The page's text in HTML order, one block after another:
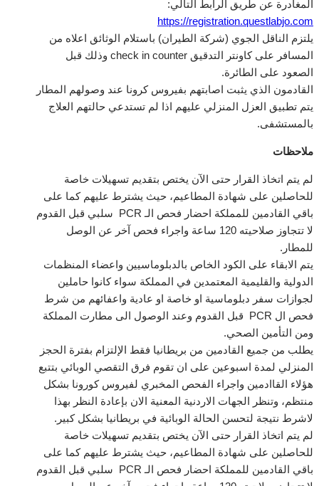
المغادرة عن طريق الرابط التالي:
https://registration.questlabjo.com
يلتزم الناقل الجوي (شركة الطيران) باستلام الوثائق اعلاه من
المسافر على كاونتر التدقيق
وذلك قبل
الصعود على الطائرة.
القادمون الذي يثبت اصابتهم بفيروس كرونا عند وصولهم المطار
يتم تطبيق العزل المنزلي عليهم اذا لم تستدعي حالتهم العلاج
بالمستشفى.
ملاحظات
لم يتم اتخاذ القرار حتى الآن يختص بتقديم تسهيلات خاصة
للحاصلين على شهادة المطاعيم، حيث يشترط عليهم كما على
باقي القادمين للمملكة احضار فحص الـ
سلبي قبل القدوم
لا تتجاوز صلاحيته
ساعة واجراء فحص آخر عن الوصل
للمطار .
يتم الابقاء على الكود الخاص بالدبلوماسيين واعضاء المنظمات
الدولية والقليمية المعتمدين في المملكة سواء كانوا حاملين
لجوازات سفر دبلوماسية او خاصة او عادية واعفائهم من شرط
فحص ال
قبل القدوم وعند الوصول الى مطارت المملكة
ومن التأمين الصحي.
يطلب من جميع القادمين من بريطانيا فقط الإلتزام بفترة الحجز
المنزلي لمدة اسبوعين على ان تقوم فرق التقصي الوبائي بتتبع
هؤلاء القاادمين واجراء الفحص المخبري لفيروس كورونا بشكل
منتظم، وتنظر الجهات الاردنية المعنية الان بإعادة النظر بهذا
لاشرط نتيجة لتحسن الحالة الوبائية في بريطانيا بشكل كبير .
لم يتم اتخاذ القرار حتى الآن يختص بتقديم تسهيلات خاصة
للحاصلين على شهادة المطاعيم، حيث يشترط عليهم كما على
باقي القادمين للمملكة احضار فحص الـ
سلبي قبل القدوم